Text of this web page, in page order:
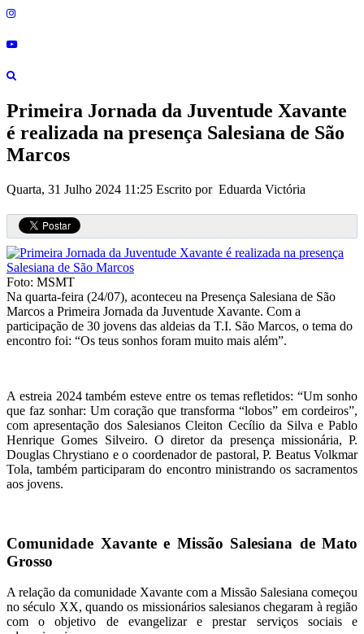
Primeira Jornada da Juventude Xavante
é realizada na presença Salesiana de São
Marcos
Quarta, 31 Julho 2024 11:25 Escrito por Eduarda Victória
Foto: MSMT
Na quarta-feira (24/07), aconteceu na Presença Salesiana de São
Marcos a Primeira Jornada da Juventude Xavante. Com a
participação de 30 jovens das aldeias da T.I. São Marcos, o tema do
encontro foi: “Os teus sonhos foram muito mais além”.
A estreia 2024 também esteve entre os temas refletidos: “Um sonho
que faz sonhar: Um coração que transforma “lobos” em cordeiros”,
com apresentação dos Salesianos Cleiton Cecílio da Silva e Pablo
Henrique Gomes Silveiro. O diretor da presença missionária, P.
Douglas Chrystiano e o coordenador de pastoral, P. Beatus Volkmar
Tola, também participaram do encontro ministrando os sacramentos
aos jovens.
Comunidade Xavante e Missão Salesiana de Mato
Grosso
A relação da comunidade Xavante com a Missão Salesiana começou
no século XX, quando os missionários salesianos chegaram à região
com o objetivo de evangelizar e prestar serviços sociais e